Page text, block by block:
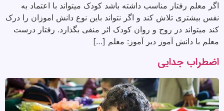
اگر معلم رفتار مناسب داشته باشد کودک میتواند با اعتماد به
نفس بیشتری تلاش کند و اگر نتواند باین نوع دانش اموزان را درک
کند میتواند در روح و روان کودک اثر منفی بگذارد. رفتار درست
معلم با دانش آموز دیر آموز: معلم […]
اضطراب جدایی